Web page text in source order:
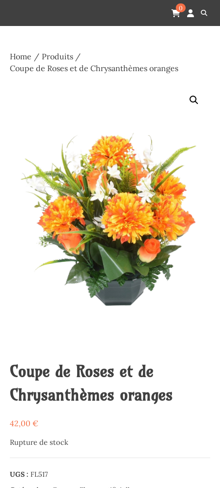
content
Espace Funéraire Michel Gardechaux
0
Home
Produits
Coupe de Roses et de Chrysanthèmes oranges
Coupe de Roses et de
Chrysanthèmes oranges
42,00 €
Rupture de stock
UGS : FL517